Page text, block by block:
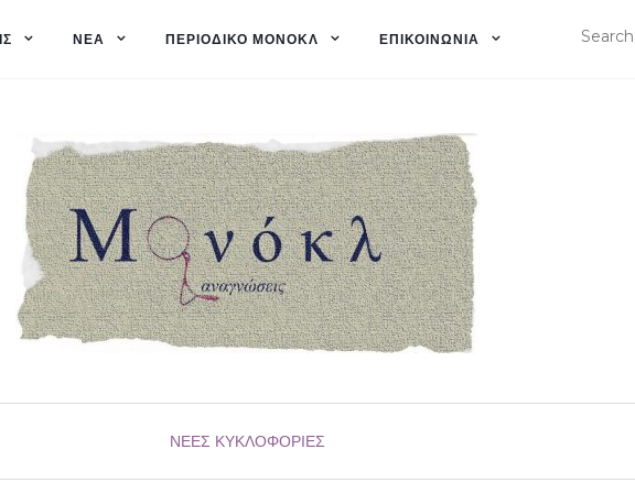
ΝΈΑ ΠΕΡΙΟΔΙΚΌ ΜΟΝΌΚΛ ΕΠΙΚΟΙΝΩΝΊΑ
ΝΈΕΣ ΚΥΚΛΟΦΟΡΊΕΣ